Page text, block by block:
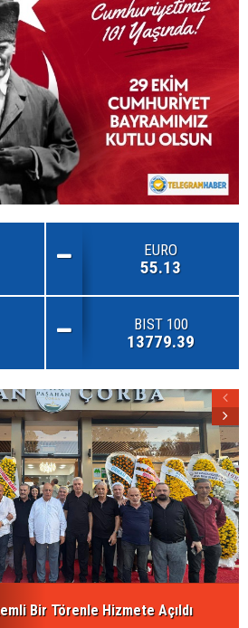
EURO
55.13
BIST 100
13779.39
Bir Törenle Hizmete Açıldı